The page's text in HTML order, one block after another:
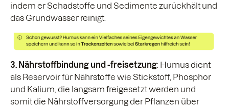
indem er Schadstoffe und Sedimente zurückhält und
das Grundwasser reinigt.
3. Nährstoffbindung und -freisetzung: Humus dient
als Reservoir für Nährstoffe wie Stickstoff, Phosphor
und Kalium, die langsam freigesetzt werden und
somit die Nährstoffversorgung der Pflanzen über